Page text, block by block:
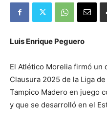
Luis Enrique Peguero
El Atlético Morelia firmó un
Clausura 2025 de la Liga
Tampico Madero en juego
y que se desarrolló en el